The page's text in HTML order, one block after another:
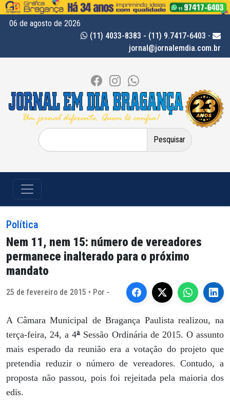
06 de agosto de 2026
(11) 4033-8383 - (11) 9.7417-6403 -
jornal@jornalemdia.com.br
Pesquisar
por:
Política
Nem 11, nem 15: número de vereadores
permanece inalterado para o próximo
mandato
25 de fevereiro de 2015 • Por -
A Câmara Municipal de Bragança Paulista realizou, na
terça-feira, 24, a 4ªSessão Ordinária de 2015. O assunto
mais esperado da reunião era a votação do projeto que
pretendia reduzir o número de vereadores. Contudo, a
proposta não passou, pois foi rejeitada pela maioria dos
edis.